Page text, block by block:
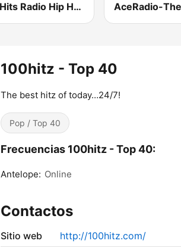
Hits Radio Hip Hop / RnB
100hitz - Top 40
The best hitz of today…24/7!
Pop / Top 40
Frecuencias 100hitz - Top 40:
Antelope: Online
Contactos
Sitio web
http://100hitz.com/